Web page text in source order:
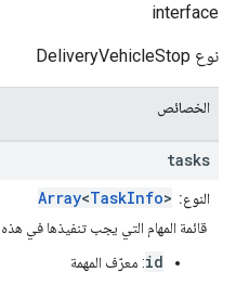
interface
نوع DeliveryVehicleStop
الخصائص
tasks
النوع: Array<TaskInfo>
قائمة المهام التي يجب تنفيذها في
id: معرّف المهمة